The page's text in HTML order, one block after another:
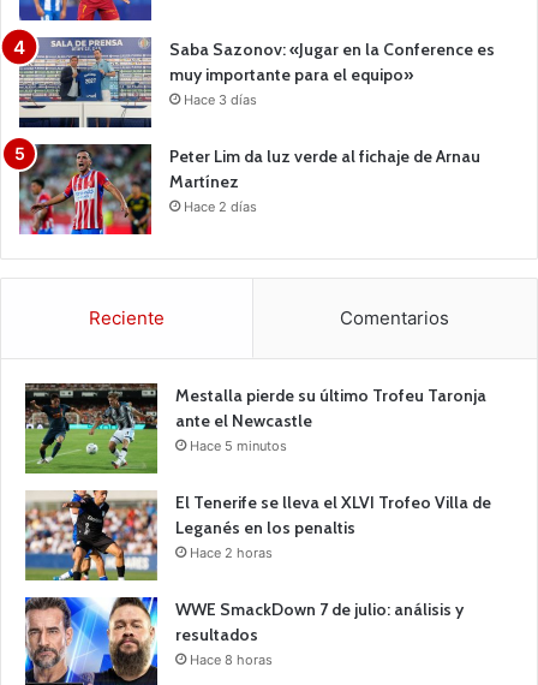
Saba Sazonov: «Jugar en la Conference es
muy importante para el equipo»
Hace 3 días
Peter Lim da luz verde al fichaje de Arnau
Martínez
Hace 2 días
Reciente Comentarios
Mestalla pierde su último Trofeu Taronja
ante el Newcastle
Hace 5 minutos
El Tenerife se lleva el XLVI Trofeo Villa de
Leganés en los penaltis
Hace 2 horas
WWE SmackDown 7 de julio: análisis y
resultados
Hace 8 horas